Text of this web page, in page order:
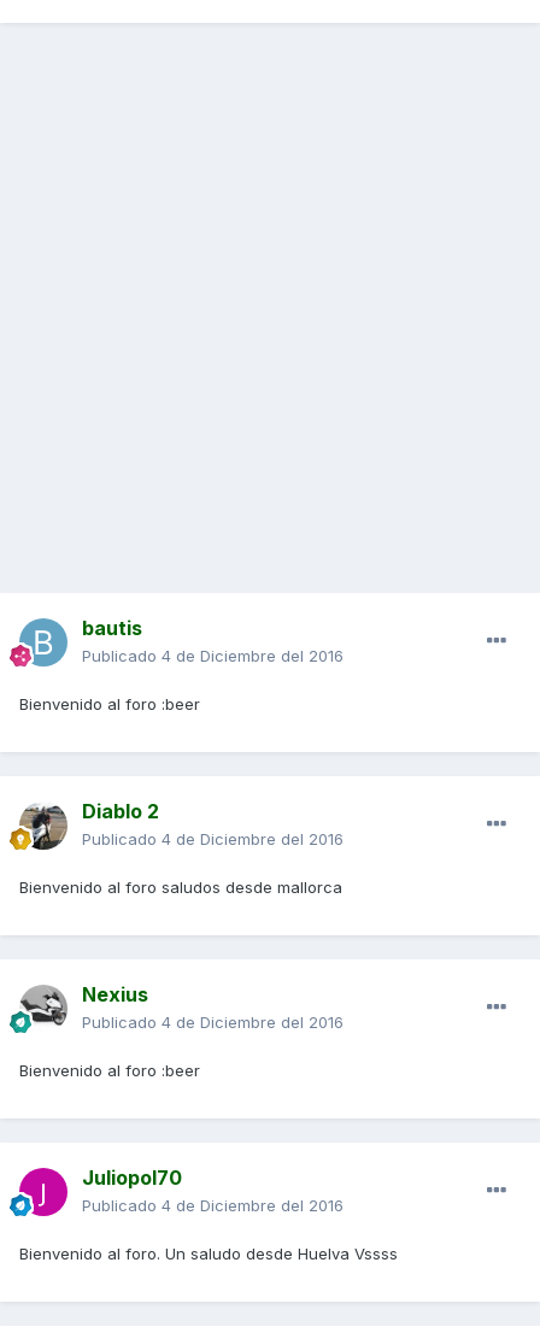
bautis
Publicado 4 de Diciembre del 2016
Bienvenido al foro :beer
Diablo 2
Publicado 4 de Diciembre del 2016
Bienvenido al foro saludos desde mallorca
Nexius
Publicado 4 de Diciembre del 2016
Bienvenido al foro :beer
Juliopol70
Publicado 4 de Diciembre del 2016
Bienvenido al foro. Un saludo desde Huelva Vssss